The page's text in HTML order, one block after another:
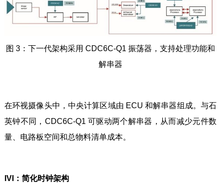
图 3：下一代架构采用 CDC6C-Q1 振荡器，支持处理功能和
解串器
在环视摄像头中，中央计算区域由 ECU 和解串器组成。与石
英钟不同，CDC6C-Q1 可驱动两个解串器，从而减少元件数
量、电路板空间和总物料清单成本。
IVI：简化时钟架构